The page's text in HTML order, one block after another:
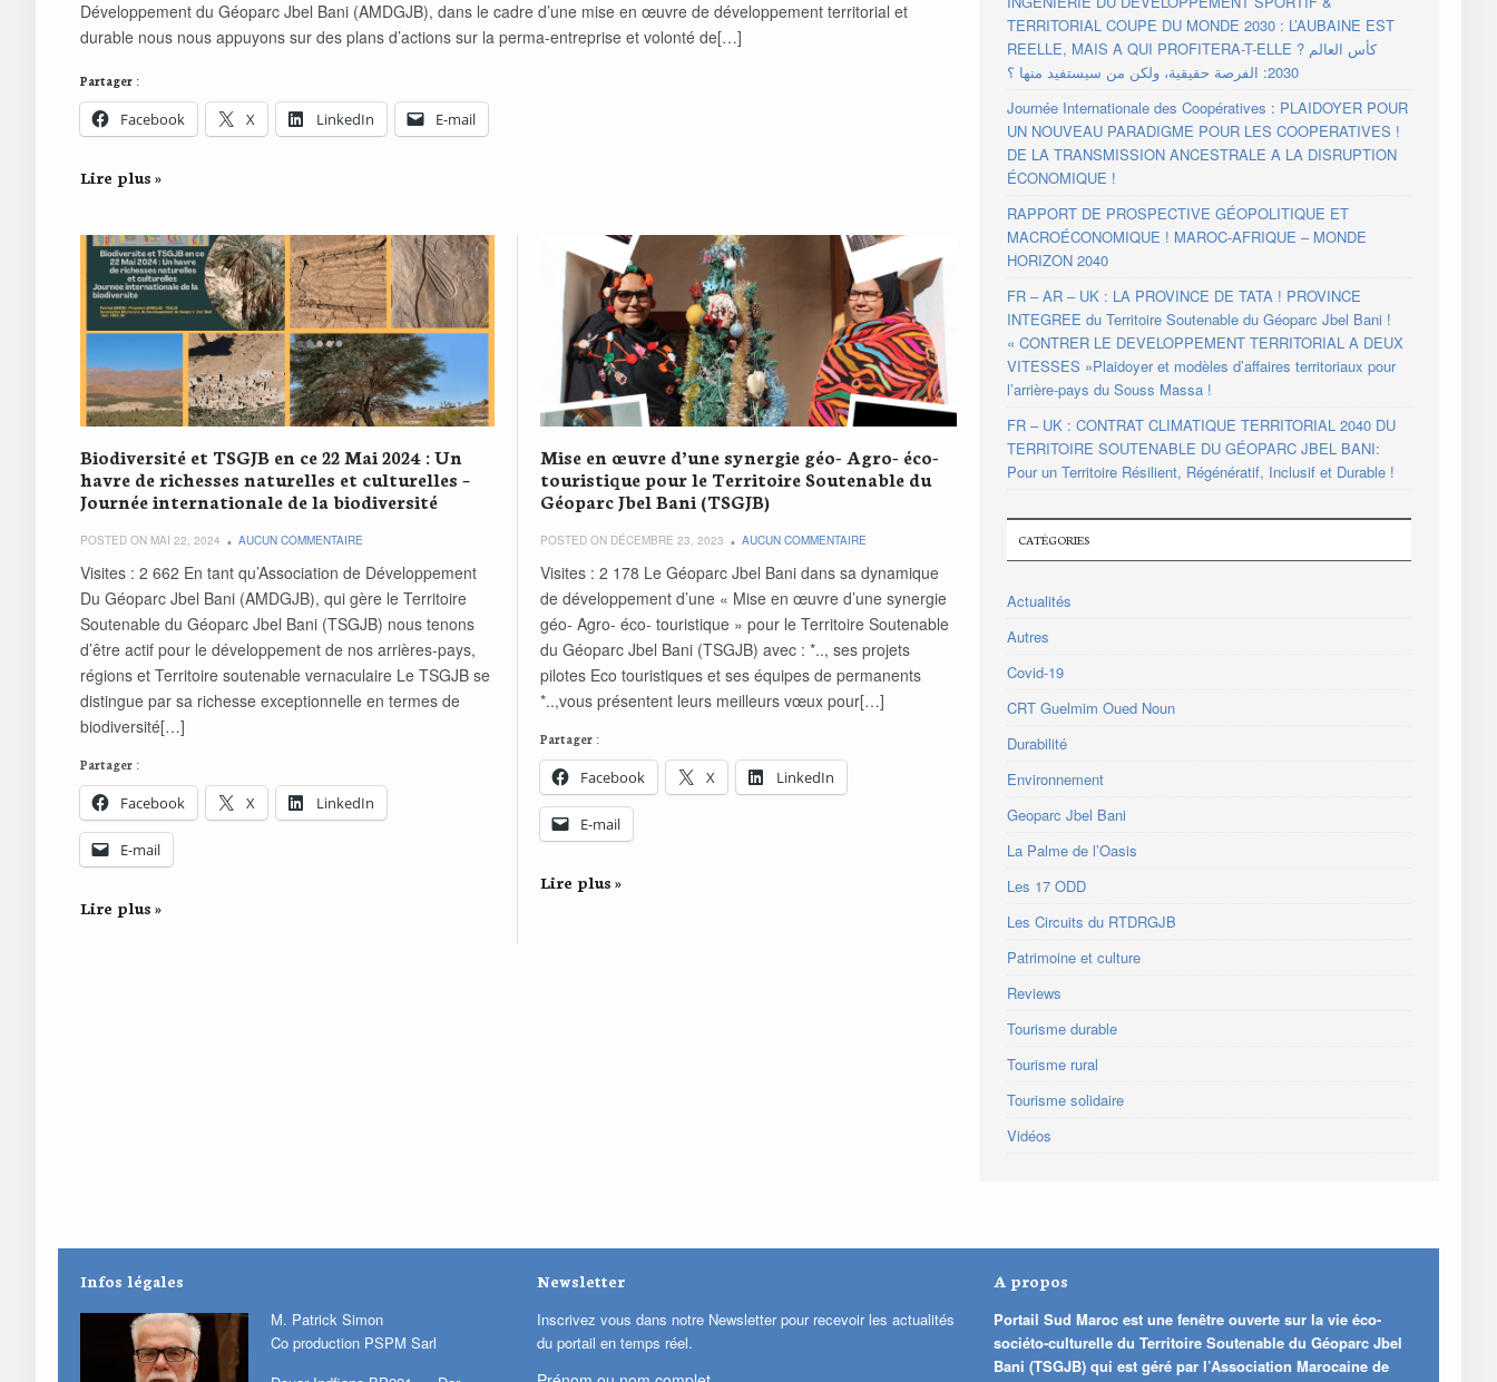
Développement du Géoparc Jbel Bani (AMDGJB), dans le cadre d’une mise en œuvre de développement territorial et
durable nous nous appuyons sur des plans d’actions sur la perma-entreprise et volonté de[…]
Partager :
Facebook X LinkedIn E-mail
Lire plus »
Biodiversité et TSGJB en ce 22 Mai 2024 : Un
havre de richesses naturelles et culturelles –
Journée internationale de la biodiversité
POSTED ON MAI 22, 2024 AUCUN COMMENTAIRE
Visites : 2 662 En tant qu’Association de Développement
Du Géoparc Jbel Bani (AMDGJB), qui gère le Territoire
Soutenable du Géoparc Jbel Bani (TSGJB) nous tenons
d’être actif pour le développement de nos arrières-pays,
régions et Territoire soutenable vernaculaire Le TSGJB se
distingue par sa richesse exceptionnelle en termes de
biodiversité[…]
Partager :
Facebook X LinkedIn
E-mail
Lire plus »
Mise en œuvre d’une synergie géo- Agro- éco-
touristique pour le Territoire Soutenable du
Géoparc Jbel Bani (TSGJB)
POSTED ON DÉCEMBRE 23, 2023 AUCUN COMMENTAIRE
Visites : 2 178 Le Géoparc Jbel Bani dans sa dynamique
de développement d’une « Mise en œuvre d’une synergie
géo- Agro- éco- touristique » pour le Territoire Soutenable
du Géoparc Jbel Bani (TSGJB) avec : *.., ses projets
pilotes Eco touristiques et ses équipes de permanents
*..,vous présentent leurs meilleurs vœux pour[…]
Partager :
Facebook X LinkedIn
E-mail
Lire plus »
TERRITORIAL COUPE DU MONDE 2030 : L’AUBAINE EST
REELLE, MAIS A QUI PROFITERA-T-ELLE ? كأس العالم
2030: الفرصة حقيقية، ولكن من سيستفيد منها ؟
Journée Internationale des Coopératives : PLAIDOYER POUR
UN NOUVEAU PARADIGME POUR LES COOPERATIVES !
DE LA TRANSMISSION ANCESTRALE A LA DISRUPTION
ÉCONOMIQUE !
RAPPORT DE PROSPECTIVE GÉOPOLITIQUE ET
MACROÉCONOMIQUE ! MAROC-AFRIQUE – MONDE
HORIZON 2040
FR – AR – UK : LA PROVINCE DE TATA ! PROVINCE
INTEGREE du Territoire Soutenable du Géoparc Jbel Bani !
« CONTRER LE DEVELOPPEMENT TERRITORIAL A DEUX
VITESSES »Plaidoyer et modèles d’affaires territoriaux pour
l’arrière-pays du Souss Massa !
FR – UK : CONTRAT CLIMATIQUE TERRITORIAL 2040 DU
TERRITOIRE SOUTENABLE DU GÉOPARC JBEL BANI:
Pour un Territoire Résilient, Régénératif, Inclusif et Durable !
CATÉGORIES
Actualités
Autres
Covid-19
CRT Guelmim Oued Noun
Durabilité
Environnement
Geoparc Jbel Bani
La Palme de l’Oasis
Les 17 ODD
Les Circuits du RTDRGJB
Patrimoine et culture
Reviews
Tourisme durable
Tourisme rural
Tourisme solidaire
Vidéos
Infos légales
M. Patrick Simon
Co production PSPM Sarl
Newsletter
Inscrivez vous dans notre Newsletter pour recevoir les actualités
du portail en temps réel.
A propos
Portail Sud Maroc est une fenêtre ouverte sur la vie éco-
sociéto-culturelle du Territoire Soutenable du Géoparc Jbel
Bani (TSGJB) qui est géré par l’Association Marocaine de